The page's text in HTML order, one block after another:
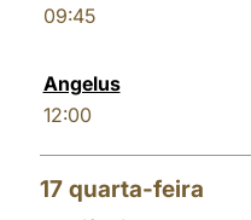
09:45
Angelus
12:00
17 quarta-feira